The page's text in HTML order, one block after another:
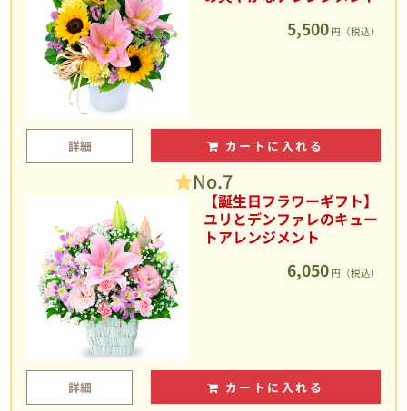
5,500 円（税込）
詳細 カートに入れる
No.7
【誕生日フラワーギフト】
ユリとデンファレのキュー
トアレンジメント
6,050 円（税込）
詳細 カートに入れる